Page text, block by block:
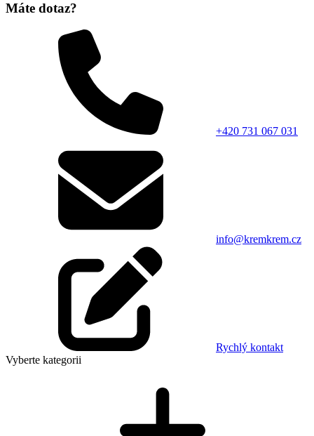
Máte dotaz?
+420 731 067 031
info@kremkrem.cz
Rychlý kontakt
Vyberte kategorii